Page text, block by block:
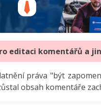
editaci komentářů a
práva "být
obsah komentáře